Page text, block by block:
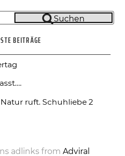
Suchen
BEITRÄGE
ruft. Schuhliebe 2
adlinks fromAdviral